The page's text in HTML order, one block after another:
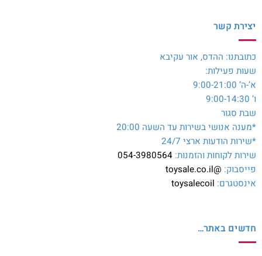
יצירת קשר
כתובתנו: ההדס, אור עקיבא
שעות פעילות:
א’-ה’ 9:00-21:00
ו’ 9:00-14:30
שבת סגור
*מענה אנושי בשירות עד השעה 20:00
*שירות הודעות ארצי 24/7
שירות לקוחות והזמנות: 054-3980564
פייסבוק: @toysale.co.il
אינסטגרם: toysalecoil
חדשים באתר…